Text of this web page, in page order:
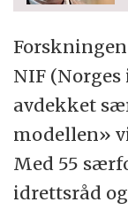
NIF
avdekket
modellen»
Med 55
idrettsråd